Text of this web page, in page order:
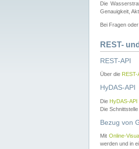
Die
Genauigkeit,
Bei Fragen
REST-
REST-API
Über die REST-
HyDAS-API
Die HyDAS-API
Die
Bezug von
MitOnline-
werden und in